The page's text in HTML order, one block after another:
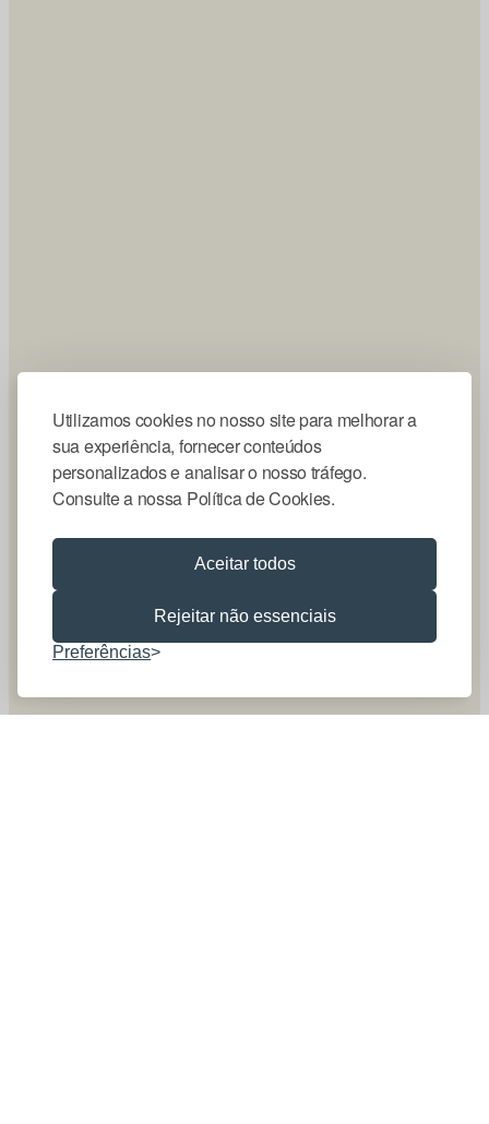
Utilizamos cookies no nosso site para melhorar a
sua experiência, fornecer conteúdos
personalizados e analisar o nosso tráfego.
Consulte a nossa Política de Cookies.
Aceitar todos
Rejeitar não essenciais
Preferências